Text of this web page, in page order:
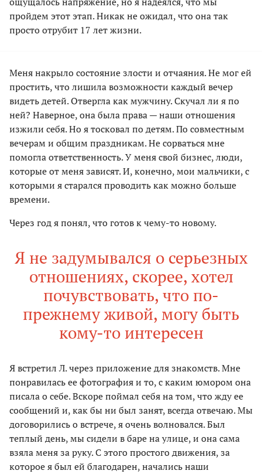
пройдем этот этап. Никак не ожидал, что она так
просто отрубит 17 лет жизни.
Меня накрыло состояние злости и отчаяния. Не мог ей
простить, что лишила возможности каждый вечер
видеть детей. Отвергла как мужчину. Скучал ли я по
ней? Наверное, она была права — наши отношения
изжили себя. Но я тосковал по детям. По совместным
вечерам и общим праздникам. Не сорваться мне
помогла ответственность. У меня свой бизнес, люди,
которые от меня зависят. И, конечно, мои мальчики, с
которыми я старался проводить как можно больше
времени.
Через год я понял, что готов к чему-то новому.
Я не задумывался о серьезных
отношениях, скорее, хотел
почувствовать, что по-
прежнему живой, могу быть
кому-то интересен
Я встретил Л. через приложение для знакомств. Мне
понравилась ее фотография и то, с каким юмором она
писала о себе. Вскоре поймал себя на том, что жду ее
сообщений и, как бы ни был занят, всегда отвечаю. Мы
договорились о встрече, я очень волновался. Был
теплый день, мы сидели в баре на улице, и она сама
взяла меня за руку. С этого простого движения, за
которое я был ей благодарен, начались наши